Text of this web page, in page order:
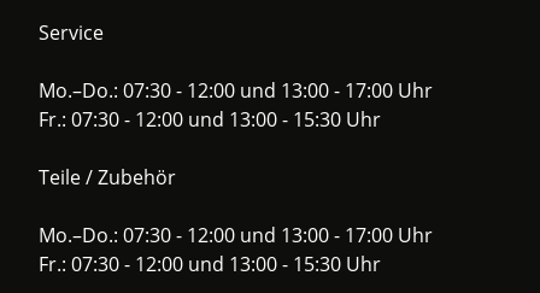
Service
Mo.–Do.: 07:30 - 12:00 und 13:00 - 17:00 Uhr
Fr.: 07:30 - 12:00 und 13:00 - 15:30 Uhr
Teile / Zubehör
Mo.–Do.: 07:30 - 12:00 und 13:00 - 17:00 Uhr
Fr.: 07:30 - 12:00 und 13:00 - 15:30 Uhr